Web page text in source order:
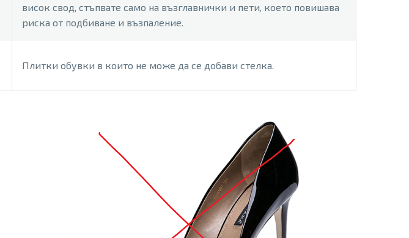
висок свод, стъпвате само на възглавнички и пети, което повишава
риска от подбиване и възпаление.
Плитки обувки в които не може да се добави стелка.